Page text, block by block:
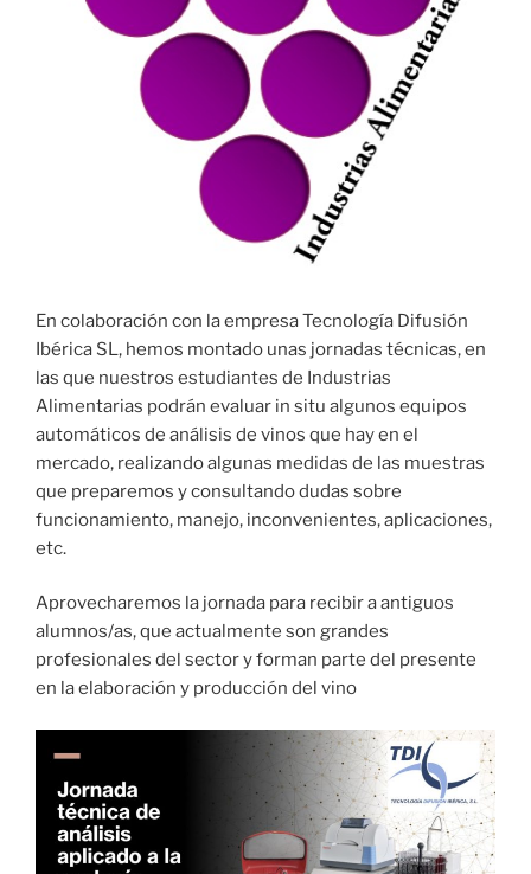
En colaboración con la empresa Tecnología Difusión
Ibérica SL, hemos montado unas jornadas técnicas, en
las que nuestros estudiantes de Industrias
Alimentarias podrán evaluar in situ algunos equipos
automáticos de análisis de vinos que hay en el
mercado, realizando algunas medidas de las muestras
que preparemos y consultando dudas sobre
funcionamiento, manejo, inconvenientes, aplicaciones,
etc.
Aprovecharemos la jornada para recibir a antiguos
alumnos/as, que actualmente son grandes
profesionales del sector y forman parte del presente
en la elaboración y producción del vino